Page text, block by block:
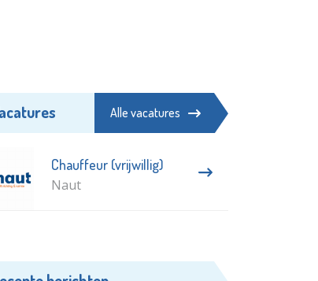
Alle vacatures
Chauffeur (vrijwillig)
Naut